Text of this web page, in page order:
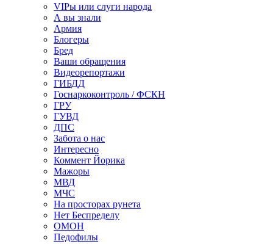
VIPы или слуги народа
А вы знали
Армия
Блогеры
Бред
Ваши обращения
Видеорепортажи
ГИБДД
Госнаркоконтроль / ФСКН
ГРУ
ГУВД
ДПС
Забота о нас
Интересно
Коммент Йорика
Мажоры
МВД
МЧС
На просторах рунета
Нет Беспределу
ОМОН
Педофилы